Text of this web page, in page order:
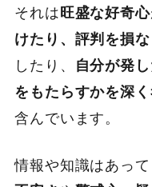
それは旺盛な好奇心
けたり、評判を損な
したり、 自分が発
をもたらすかを深
含んでいます。
情報や知識はあっ